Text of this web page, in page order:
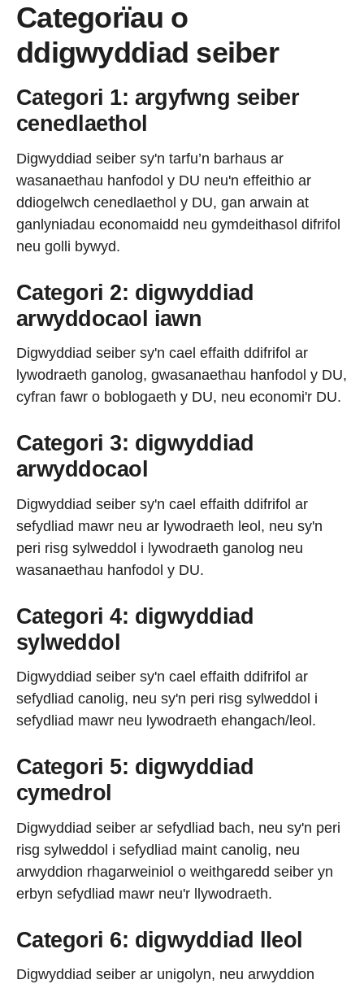
Categorïau o
ddigwyddiad seiber
Categori 1: argyfwng seiber
cenedlaethol
Digwyddiad seiber sy'n tarfu’n barhaus ar
wasanaethau hanfodol y DU neu'n effeithio ar
ddiogelwch cenedlaethol y DU, gan arwain at
ganlyniadau economaidd neu gymdeithasol difrifol
neu golli bywyd.
Categori 2: digwyddiad
arwyddocaol iawn
Digwyddiad seiber sy'n cael effaith ddifrifol ar
lywodraeth ganolog, gwasanaethau hanfodol y DU,
cyfran fawr o boblogaeth y DU, neu economi'r DU.
Categori 3: digwyddiad
arwyddocaol
Digwyddiad seiber sy'n cael effaith ddifrifol ar
sefydliad mawr neu ar lywodraeth leol, neu sy'n
peri risg sylweddol i lywodraeth ganolog neu
wasanaethau hanfodol y DU.
Categori 4: digwyddiad
sylweddol
Digwyddiad seiber sy'n cael effaith ddifrifol ar
sefydliad canolig, neu sy'n peri risg sylweddol i
sefydliad mawr neu lywodraeth ehangach/leol.
Categori 5: digwyddiad
cymedrol
Digwyddiad seiber ar sefydliad bach, neu sy'n peri
risg sylweddol i sefydliad maint canolig, neu
arwyddion rhagarweiniol o weithgaredd seiber yn
erbyn sefydliad mawr neu'r llywodraeth.
Categori 6: digwyddiad lleol
Digwyddiad seiber ar unigolyn, neu arwyddion